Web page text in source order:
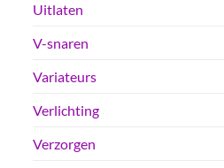
Uitlaten
V-snaren
Variateurs
Verlichting
Verzorgen